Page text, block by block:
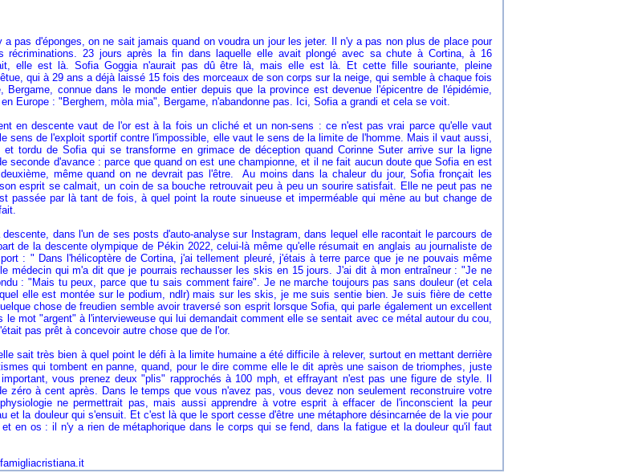
a pas d'éponges, on ne sait jamais quand on voudra un jour les jeter. Il n'y a pas non plus de place pour
récriminations. 23 jours après la fin dans laquelle elle avait plongé avec sa chute à Cortina, à 16
elle est là. Sofia Goggia n'aurait pas dû être là, mais elle est là. Et cette fille souriante, pleine
qui à 29 ans a déjà laissé 15 fois des morceaux de son corps sur la neige, qui semble à chaque fois
connue dans le monde entier depuis que la province est devenue l'épicentre de l'épidémie,
Europe : "Berghem, mòla mia", Bergame, n'abandonne pas. Ici, Sofia a grandi et cela se voit.
en descente vaut de l'or est à la fois un cliché et un non-sens : ce n'est pas vrai parce qu'elle vaut
sens de l'exploit sportif contre l'impossible, elle vaut le sens de la limite de l'homme. Mais il vaut aussi,
tordu de Sofia qui se transforme en grimace de déception quand Corinne Suter arrive sur la ligne
seconde d'avance : parce que quand on est une championne, et il ne fait aucun doute que Sofia en est
même quand on ne devrait pas l'être. Au moins dans la chaleur du jour, Sofia fronçait les
esprit se calmait, un coin de sa bouche retrouvait peu à peu un sourire satisfait. Elle ne peut pas ne
passée par là tant de fois, à quel point la route sinueuse et imperméable qui mène au but change de
dans l'un de ses posts d'auto-analyse sur Instagram, dans lequel elle racontait le parcours de
de la descente olympique de Pékin 2022, celui-là même qu'elle résumait en anglais au journaliste de
: " Dans l'hélicoptère de Cortina, j'ai tellement pleuré, j'étais à terre parce que je ne pouvais même
médecin qui m'a dit que je pourrais rechausser les skis en 15 jours. J'ai dit à mon entraîneur : "Je ne
: "Mais tu peux, parce que tu sais comment faire". Je ne marche toujours pas sans douleur (et cela
elle est montée sur le podium, ndlr) mais sur les skis, je me suis sentie bien. Je suis fière de cette
chose de freudien semble avoir traversé son esprit lorsque Sofia, qui parle également un excellent
le mot "argent" à l'intervieweuse qui lui demandait comment elle se sentait avec ce métal autour du cou,
pas prêt à concevoir autre chose que de l'or.
sait très bien à quel point le défi à la limite humaine a été difficile à relever, surtout en mettant derrière
qui tombent en panne, quand, pour le dire comme elle le dit après une saison de triomphes, juste
vous prenez deux "plis" rapprochés à 100 mph, et effrayant n'est pas une figure de style. Il
zéro à cent après. Dans le temps que vous n'avez pas, vous devez non seulement reconstruire votre
ne permettrait pas, mais aussi apprendre à votre esprit à effacer de l'inconscient la peur
et la douleur qui s'ensuit. Et c'est là que le sport cesse d'être une métaphore désincarnée de la vie pour
en os : il n'y a rien de métaphorique dans le corps qui se fend, dans la fatigue et la douleur qu'il faut